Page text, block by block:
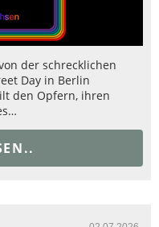
der schrecklichen
Day in Berlin
den Opfern, ihren